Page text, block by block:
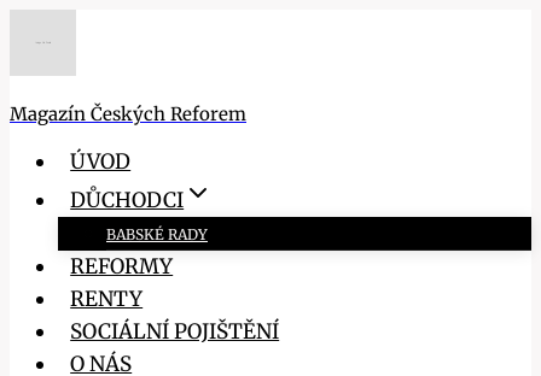
Magazín Českých Reforem
ÚVOD
DŮCHODCI
BABSKÉ RADY
REFORMY
RENTY
SOCIÁLNÍ POJIŠTĚNÍ
O NÁS